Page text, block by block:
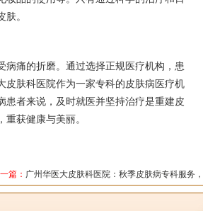
。
病痛的折磨。通过选择正规医疗机构，患
皮肤科医院作为一家专科的皮肤病医疗机
患者来说，及时就医并坚持治疗是重建皮
获健康与美丽。
篇： 广州华医大皮肤科医院：秋季皮肤病专科服务，
您的皮肤状态